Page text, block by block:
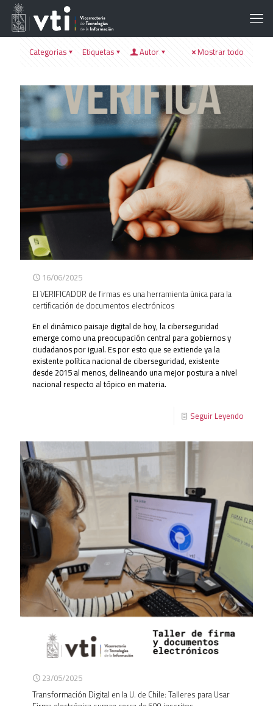
Categorias Etiquetas Autor Mostrar todo
16/06/2025
El VERIFICADOR de firmas es una herramienta única para la
certificación de documentos electrónicos
En el dinámico paisaje digital de hoy, la ciberseguridad
emerge como una preocupación central para gobiernos y
ciudadanos por igual. Es por esto que se extiende ya la
existente política nacional de ciberseguridad, existente
desde 2015 al menos, delineando una mejor postura a nivel
nacional respecto al tópico en materia.
Seguir Leyendo
23/05/2025
Transformación Digital en la U. de Chile: Talleres para Usar